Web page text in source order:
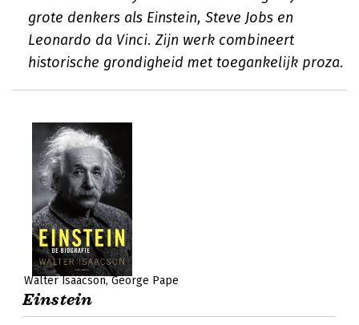
grote denkers als Einstein, Steve Jobs en
Leonardo da Vinci. Zijn werk combineert
historische grondigheid met toegankelijk proza.
Walter Isaacson George Pape
Einstein